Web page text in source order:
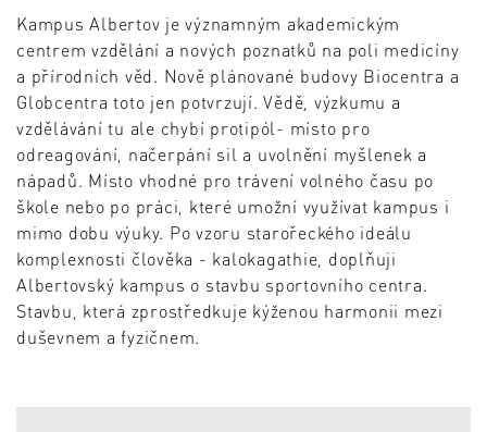
Kampus Albertov je významným akademickým
centrem vzdělání a nových poznatků na poli medicíny
a přírodních věd. Nově plánované budovy Biocentra a
Globcentra toto jen potvrzují. Vědě, výzkumu a
vzdělávání tu ale chybí protipól- místo pro
odreagování, načerpání sil a uvolnění myšlenek a
nápadů. Místo vhodné pro trávení volného času po
škole nebo po práci, které umožní využívat kampus i
mimo dobu výuky. Po vzoru starořeckého ideálu
komplexnosti člověka - kalokagathie, doplňuji
Albertovský kampus o stavbu sportovního centra.
Stavbu, která zprostředkuje kýženou harmonii mezi
duševnem a fyzičnem.